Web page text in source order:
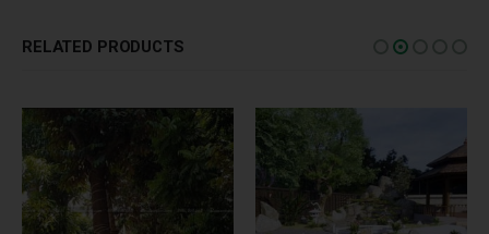
RELATED PRODUCTS